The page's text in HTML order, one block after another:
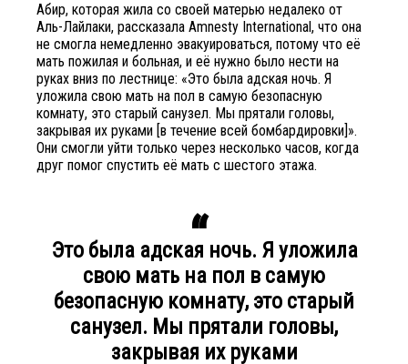
Абир, которая жила со своей матерью недалеко от
Аль-Лайлаки, рассказала Amnesty International, что она
не смогла немедленно эвакуироваться, потому что её
мать пожилая и больная, и её нужно было нести на
руках вниз по лестнице: «Это была адская ночь. Я
уложила свою мать на пол в самую безопасную
комнату, это старый санузел. Мы прятали головы,
закрывая их руками [в течение всей бомбардировки]».
Они смогли уйти только через несколько часов, когда
друг помог спустить её мать с шестого этажа.
Это была адская ночь. Я уложила
свою мать на пол в самую
безопасную комнату, это старый
санузел. Мы прятали головы,
закрывая их руками